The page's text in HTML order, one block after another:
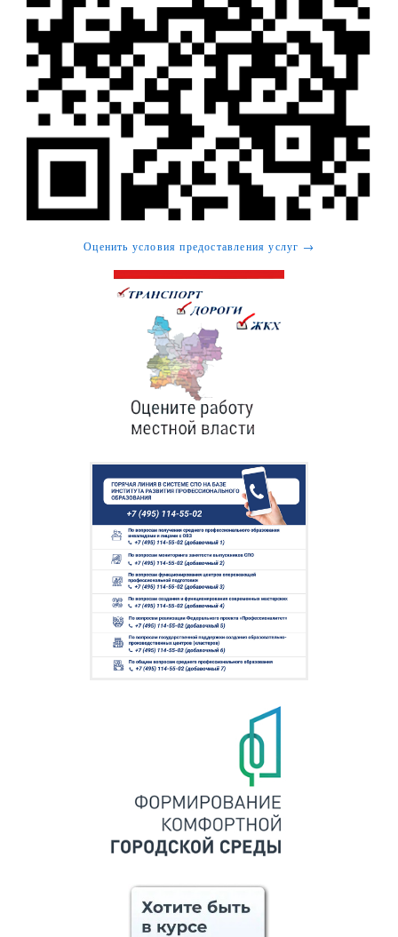
Оценить условия предоставления услуг →